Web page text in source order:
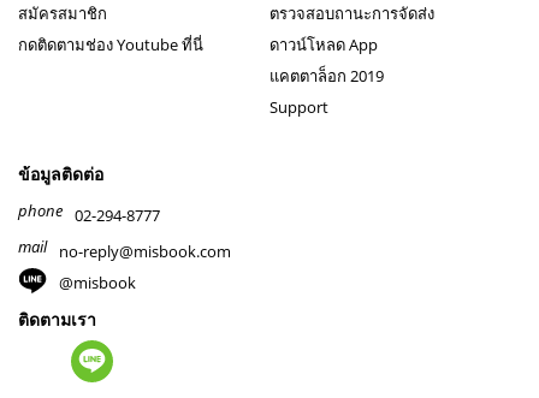
สมัครสมาชิก
กดติดตามช่อง Youtube ที่นี่
ตรวจสอบถานะการจัดส่ง
ดาวน์โหลด App
แคตตาล็อก 2019
Support
ข้อมูลติดต่อ
phone 02-294-8777
mail
no-reply@misbook.com
@misbook
ติดตามเรา